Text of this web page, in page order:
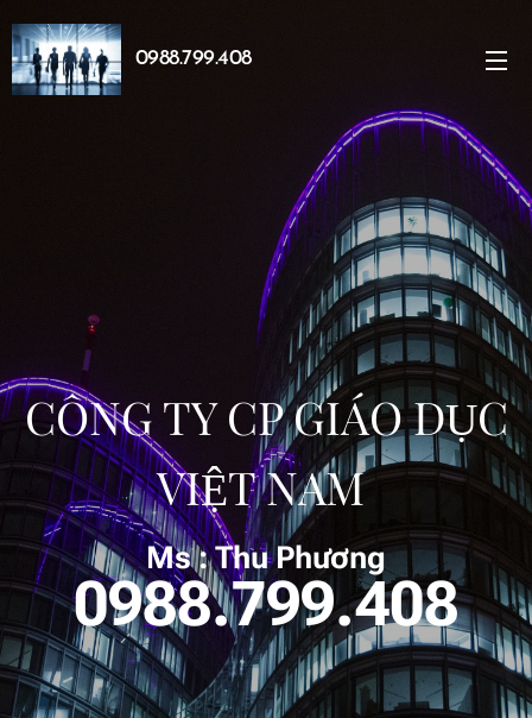
0988.799.408
CÔNG TY CP GIÁO DỤC
VIỆT NAM
Ms : Thu Phương
0988.799.408